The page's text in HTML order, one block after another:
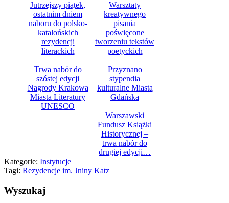
Jutrzejszy piątek,
ostatnim dniem
naboru do polsko-
katalońskich
rezydencji
literackich
Warsztaty
kreatywnego
pisania
poświęcone
tworzeniu tekstów
poetyckich
Trwa nabór do
szóstej edycji
Nagrody Krakowa
Miasta Literatury
UNESCO
Przyznano
stypendia
kulturalne Miasta
Gdańska
Warszawski
Fundusz Książki
Historycznej –
trwa nabór do
drugiej edycji…
Kategorie: Instytucje
Tagi: Rezydencje im. Jniny Katz
Wyszukaj